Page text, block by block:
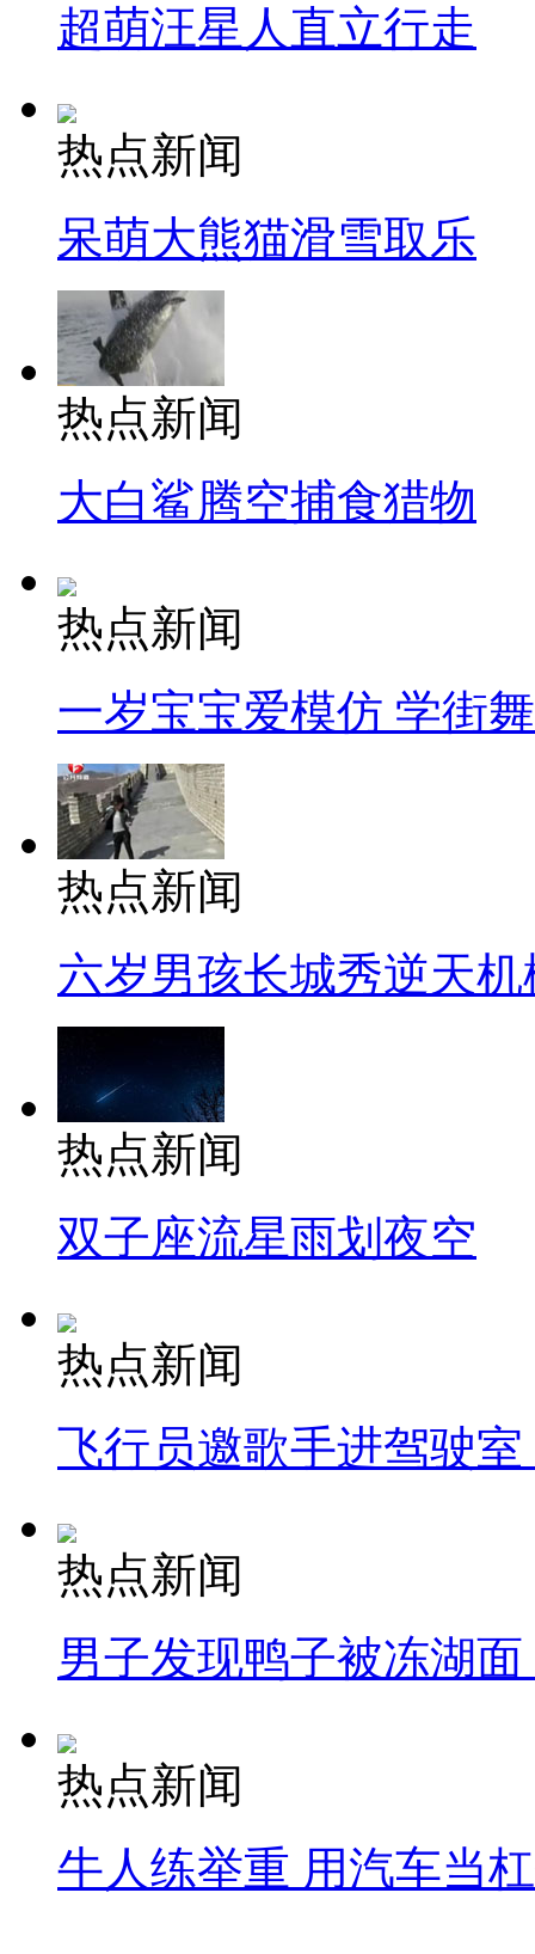
超萌汪星人直立行走
热点新闻
呆萌大熊猫滑雪取乐
热点新闻
大白鲨腾空捕食猎物
热点新闻
一岁宝宝爱模仿 学街
热点新闻
六岁男孩长城秀逆天机
热点新闻
双子座流星雨划夜空
热点新闻
飞行员邀歌手进驾驶
热点新闻
男子发现鸭子被冻湖
热点新闻
牛人练举重 用汽车当